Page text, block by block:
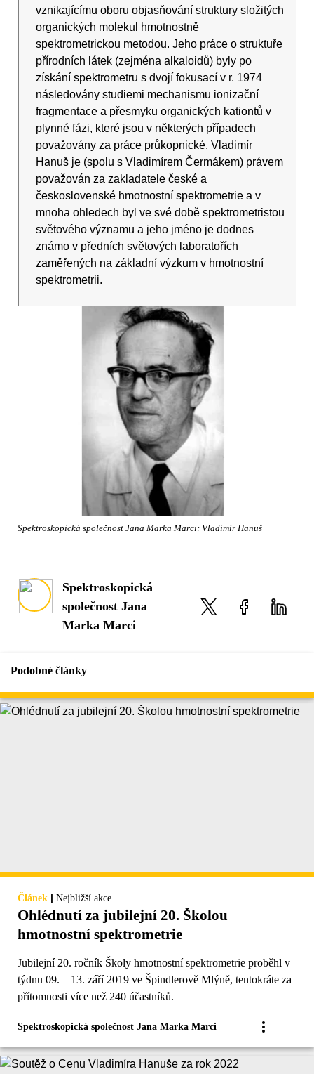
vznikajícímu oboru objasňování struktury složitých
organických molekul hmotnostně
spektrometrickou metodou. Jeho práce o struktuře
přírodních látek (zejména alkaloidů) byly po
získání spektrometru s dvojí fokusací v r. 1974
následovány studiemi mechanismu ionizační
fragmentace a přesmyku organických kationtů v
plynné fázi, které jsou v některých případech
považovány za práce průkopnické. Vladimír
Hanuš je (spolu s Vladimírem Čermákem) právem
považován za zakladatele české a
československé hmotnostní spektrometrie a v
mnoha ohledech byl ve své době spektrometristou
světového významu a jeho jméno je dodnes
známo v předních světových laboratořích
zaměřených na základní výzkum v hmotnostní
spektrometrii.
Spektroskopická společnost Jana Marka Marci: Vladimír Hanuš
Spektroskopická
společnost Jana
Marka Marci
Podobné články
Článek | Nejbližší akce
Ohlédnutí za jubilejní 20. Školou
hmotnostní spektrometrie
Jubilejní 20. ročník Školy hmotnostní spektrometrie proběhl v
týdnu 09. – 13. září 2019 ve Špindlerově Mlýně, tentokráte za
přítomnosti více než 240 účastníků.
Spektroskopická společnost Jana Marka Marci